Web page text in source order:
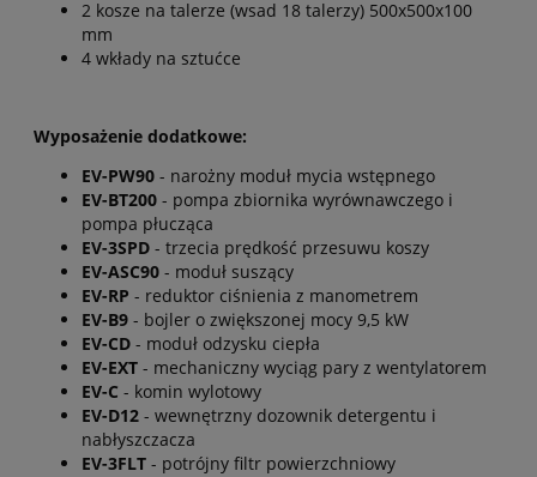
2 kosze na talerze (wsad 18 talerzy) 500x500x100
mm
4 wkłady na sztućce
Wyposażenie dodatkowe:
EV-PW90 - narożny moduł mycia wstępnego
EV-BT200 - pompa zbiornika wyrównawczego i
pompa płucząca
EV-3SPD - trzecia prędkość przesuwu koszy
EV-ASC90 - moduł suszący
EV-RP - reduktor ciśnienia z manometrem
EV-B9 - bojler o zwiększonej mocy 9,5 kW
EV-CD - moduł odzysku ciepła
EV-EXT - mechaniczny wyciąg pary z wentylatorem
EV-C - komin wylotowy
EV-D12 - wewnętrzny dozownik detergentu i
nabłyszczacza
EV-3FLT - potrójny filtr powierzchniowy